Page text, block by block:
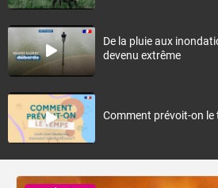
De la pluie aux
devenu extrême
Comment prévoit-on le